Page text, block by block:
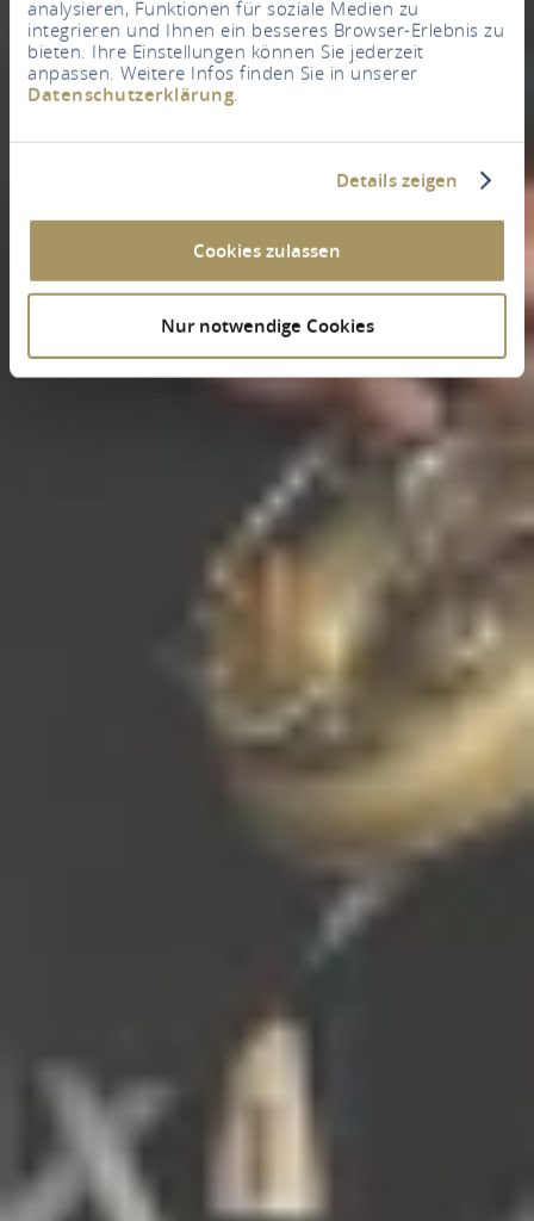
analysieren, Funktionen für soziale Medien zu
integrieren und Ihnen ein besseres Browser-Erlebnis zu
bieten. Ihre Einstellungen können Sie jederzeit
anpassen. Weitere Infos finden Sie in unserer
Datenschutzerklärung.
Details zeigen
Cookies zulassen
Nur notwendige Cookies